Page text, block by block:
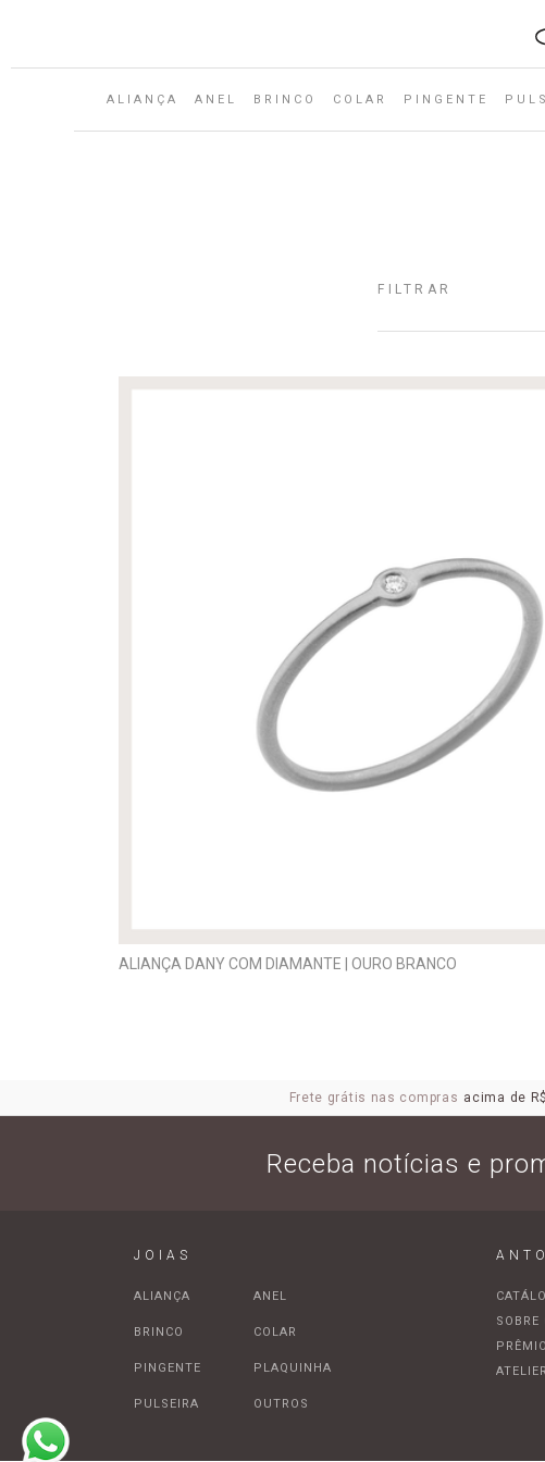
ALIANÇA ANEL BRINCO COLAR PINGENTE
FILTRAR
ALIANÇA DANY COM DIAMANTE | OURO BRANCO
Frete grátis nas compras acima de
Receba notícias e
JOIAS
ALIANÇA ANEL
BRINCO COLAR
PINGENTE PLAQUINHA
PULSEIRA OUTROS
SOBRE
ATELIER